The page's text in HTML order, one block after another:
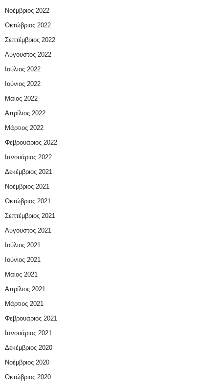
Νοέμβριος 2022
Οκτώβριος 2022
Σεπτέμβριος 2022
Αύγουστος 2022
Ιούλιος 2022
Ιούνιος 2022
Μάιος 2022
Απρίλιος 2022
Μάρτιος 2022
Φεβρουάριος 2022
Ιανουάριος 2022
Δεκέμβριος 2021
Νοέμβριος 2021
Οκτώβριος 2021
Σεπτέμβριος 2021
Αύγουστος 2021
Ιούλιος 2021
Ιούνιος 2021
Μάιος 2021
Απρίλιος 2021
Μάρτιος 2021
Φεβρουάριος 2021
Ιανουάριος 2021
Δεκέμβριος 2020
Νοέμβριος 2020
Οκτώβριος 2020